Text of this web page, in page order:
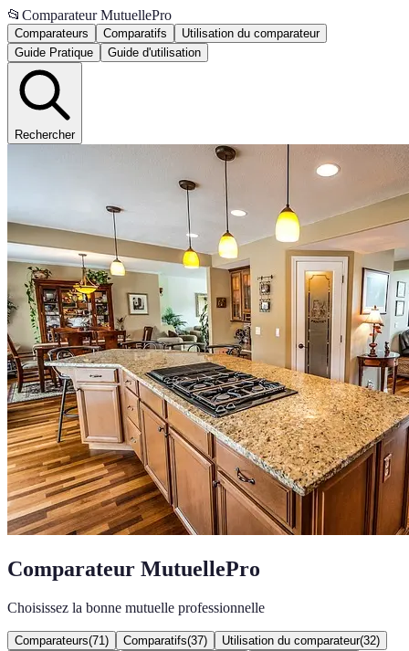
📂 Comparateur MutuellePro
Comparateurs Comparatifs
Utilisation du comparateur
Guide Pratique
Guide d'utilisation
Rechercher
Comparateur MutuellePro
Choisissez la bonne mutuelle professionnelle
Comparateurs(71 ) Comparatifs(37) Utilisation du comparateur(32)